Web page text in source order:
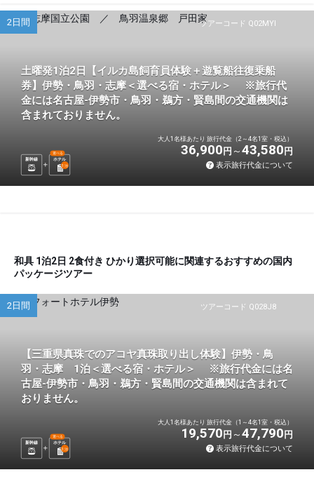
ツアーコード Q02MYI
2日間
土曜発1泊2日【イルカ島飼育員体験＋遊覧船往復乗船
券】伊勢・鳥羽・志摩＜選べる宿・ホテル＞ ※旅行代
金には名古屋-伊勢市・鳥羽・鵜方・賢島間の交通機関は
含まれておりません。
新幹線 ホテル
選べる
1 泊
大人1名様あたり 旅行代金（2～4名1室・税込）
36,900 円 43,580 円
表示旅行代金について
和具 1泊2日 2食付き ひかり選択可能に関連するおすすめの国内
パッケージツアー
ツアーコード Q028J8
2日間
【三重県真珠でのアコヤ真珠取り出し体験】伊勢・鳥
羽・志摩 1泊＜選べる宿・ホテル＞ ※旅行代金には名
古屋-伊勢市・鳥羽・鵜方・賢島間の交通機関は含まれて
おりません。
新幹線 ホテル
選べる
1 泊
大人1名様あたり 旅行代金（1～4名1室・税込）
19,570 円 47,790 円
表示旅行代金について